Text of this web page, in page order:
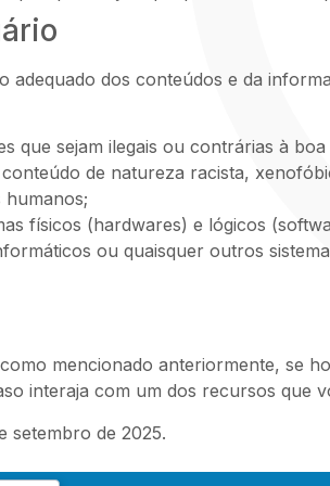
adequado dos conteúdos e da
que sejam ilegais ou contrárias à
de natureza racista,
físicos (hardwares) e lógicos
ou quaisquer outros
mencionado anteriormente, se
interaja com um dos recursos que
setembro de 2025.